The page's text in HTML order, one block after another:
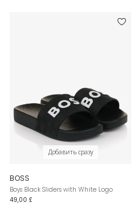
Добавить сразу
BOSS
Boys Black Sliders with White Logo
49,00 £